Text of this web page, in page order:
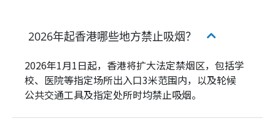
2026年起香港哪些地方禁止吸烟？
2026年1月1日起，香港将扩大法定禁烟区，包括学
校、医院等指定场所出入口3米范围内，以及轮候
公共交通工具及指定处所时均禁止吸烟。